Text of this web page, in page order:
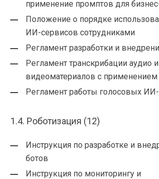
применение промптов для
Положение о порядке
ИИ-сервисов сотрудниками
Регламент разработки и
Регламент транскрибации аудио и
видеоматериалов с
Регламент работы голосовых
1.4. Роботизация (12)
Инструкция по разработке и
ботов
Инструкция по мониторингу и